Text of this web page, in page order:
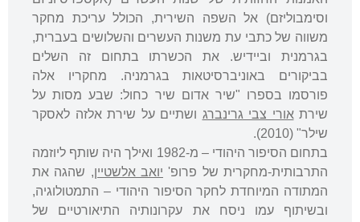
וסימבוליזם) אל השפה השירית, הכולל עריכת מחקר
משווה של כתבי עת משנות העשרים והשלושים בעברית,
בגרמנית וביידיש. את הכשרתו בתחום זה השלים
בביקורים באוניברסיטאות בגרמניה. מחקריו אלה
פורסמו בספרו "שיר אדום שיר כחול: שבע מסות על
שירתאורי צבי גרינברג ושתיים על שירת אלזה לאסקר
שילר" (2010).
בתחום הסיפור היהודי – מ-1982 ואילך היה שותף ליוזמה
התרבותית-מחקרית של פרופ' יואב אלשטיין, שהגה את
המתודה המיוחדת לחקר הסיפור היהודי – התמטולוגיה,
ובשיתוף עמו ניסח את עקרונותיה התיאורטיים של